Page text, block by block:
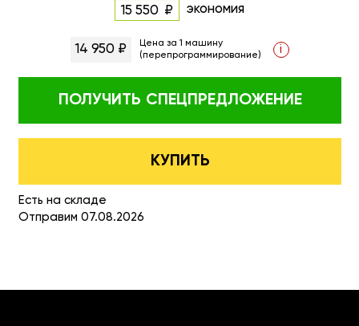
15 550 экономия
14 950 ₽
Цена за 1 машину
(перепрограммирование)
i
ПОЛУЧИТЬ СПЕЦПРЕДЛОЖЕНИЕ
КУПИТЬ
Есть на складе
Отправим 07.08.2026